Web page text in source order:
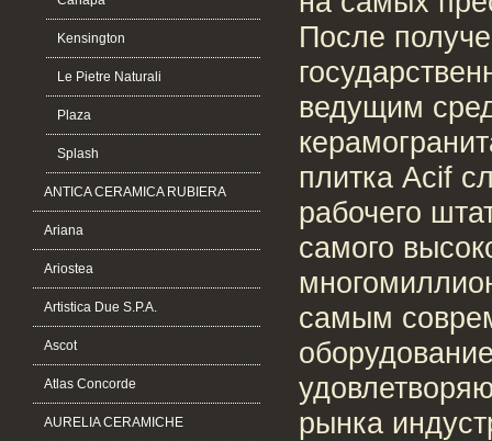
Kensington
Le Pietre Naturali
Plaza
Splash
ANTICA CERAMICA RUBIERA
Ariana
Ariostea
Artistica Due S.P.A.
Ascot
Atlas Concorde
AURELIA CERAMICHE
После
ведущим
плитка Acif
рабочего
самого
самым
рынка